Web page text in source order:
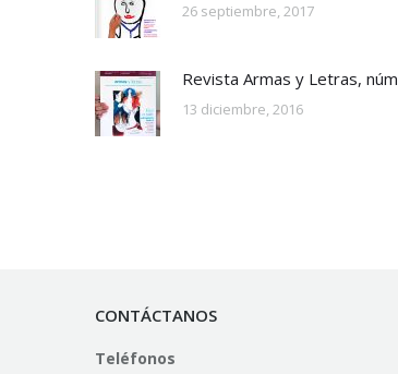
26 septiembre, 2017
Revista Armas y Letras,
13 diciembre, 2016
CONTÁCTANOS
Teléfonos